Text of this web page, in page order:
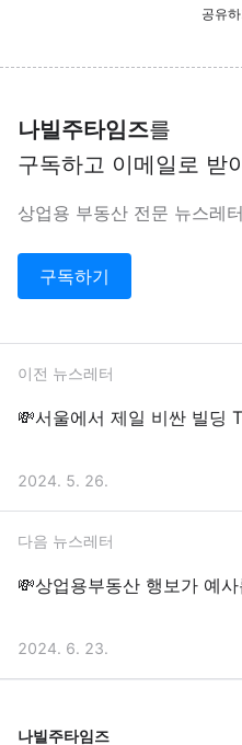
공유
나빌주타임즈를
구독하고 이메일로 받
상업용 부동산 전문 뉴스레터
구독하기
이전 뉴스레터
💸서울에서 제일 비싼 빌딩
2024. 5. 26.
다음 뉴스레터
💸상업용부동산 행보가 예
2024. 6. 23.
나빌주타임즈